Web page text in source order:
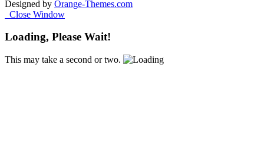
Designed by Orange-Themes.com
Close Window
Loading, Please Wait!
This may take a second or two.